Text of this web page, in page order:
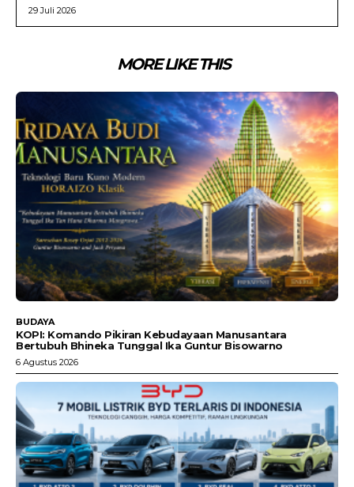
29 Juli 2026
MORE LIKE THIS
BUDAYA
KOPI: Komando Pikiran Kebudayaan Manusantara
Bertubuh Bhineka Tunggal Ika Guntur Bisowarno
6 Agustus 2026